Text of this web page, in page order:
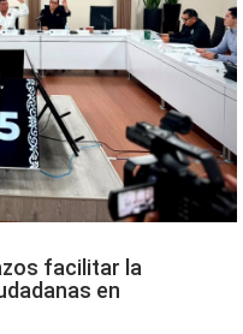
facilitar la
en